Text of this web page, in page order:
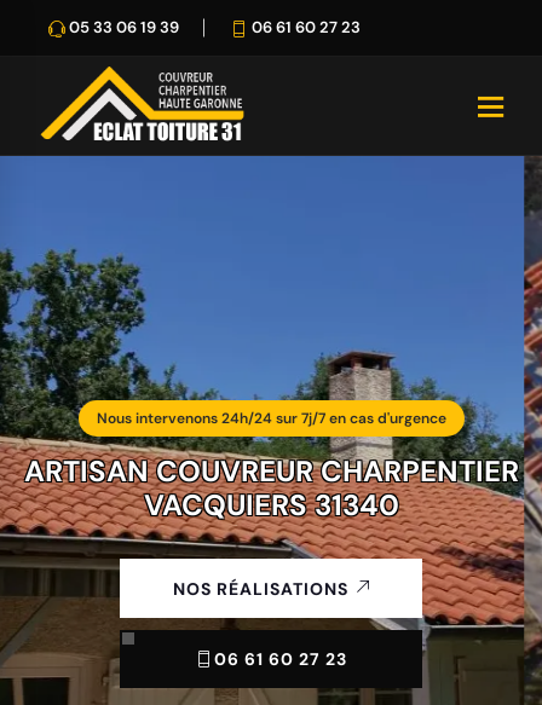
05 33 06 19 39 06 61 60 27 23
Nous intervenons 24h/24 sur 7j/7 en cas d'urgence
ARTISAN COUVREUR CHARPENTIER
VACQUIERS 31340
NOS RÉALISATIONS
06 61 60 27 23